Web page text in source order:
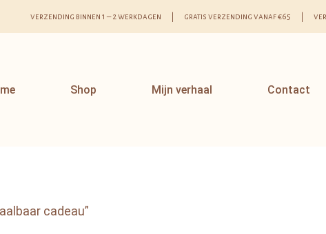
verzending binnen 1 – 2 werkdagen | gratis verzending vanaf €65 |
Shop Mijn verhaal Contact
cadeau”